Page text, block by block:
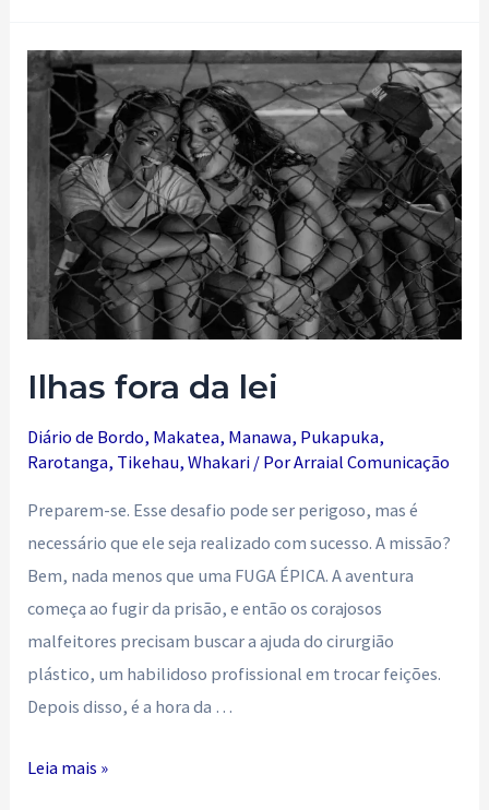
Ilhas fora da lei
Diário de Bordo, Makatea, Manawa, Pukapuka,
Rarotanga, Tikehau,Whakari / PorArraial Comunicação
Preparem-se. Esse desafio pode ser perigoso, mas é
necessário que ele seja realizado com sucesso. A missão?
Bem, nada menos que uma FUGA ÉPICA. A aventura
começa ao fugir da prisão, e então os corajosos
malfeitores precisam buscar a ajuda do cirurgião
plástico, um habilidoso profissional em trocar feições.
Depois disso, é a hora da …
Ilhas
Leia mais »